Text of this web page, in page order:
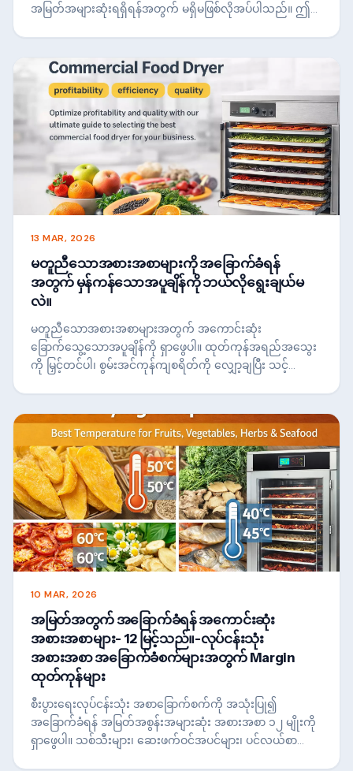
အမြတ်အများဆုံးရရှိရန်အတွက် မရှိမဖြစ်လိုအပ်ပါသည်။ ဤ
များကို နားလည်ရန် ကူညီပေးသည့်အတွက်ကြောင့် သင့်လုပ်ငန်း
အတွက် အကောင်းဆုံး အခြောက်ခံမှုဖြေရှင်းချက်ကို ရွေးချယ်
နိုင်ပြီး တသမတ်တည်း မြင့်မားစွာရရှိစေရန်၊-တန်ဖိုးရလဒ်များ။
13 MAR, 2026
မတူညီသောအစားအစာများကို အခြောက်ခံရန်
အတွက် မှန်ကန်သောအပူချိန်ကို ဘယ်လိုရွေးချယ်မ
လဲ။
မတူညီသောအစားအစာများအတွက် အကောင်းဆုံး
ခြောက်သွေ့သောအပူချိန်ကို ရှာဖွေပါ။ ထုတ်ကုန်အရည်အသွေး
ကို မြှင့်တင်ပါ၊ စွမ်းအင်ကုန်ကျစရိတ်ကို လျှော့ချပြီး သင့်
10 MAR, 2026
အမြတ်အတွက် အခြောက်ခံရန် အကောင်းဆုံး
အစားအစာများ- 12 မြင့်သည်။-လုပ်ငန်းသုံး
အစားအစာ အခြောက်ခံစက်များအတွက် Margin
ထုတ်ကုန်များ
စီးပွားရေးလုပ်ငန်းသုံး အစာခြောက်စက်ကို အသုံးပြု၍
အခြောက်ခံရန် အမြတ်အစွန်းအများဆုံး အစားအစာ ၁၂ မျိုးကို
ရှာဖွေပါ။ သစ်သီးများ၊ ဆေးဖက်ဝင်အပင်များ၊ ပင်လယ်စာများ